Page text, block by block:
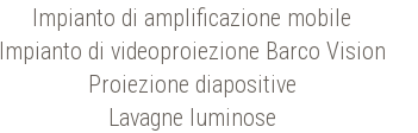
Impianto di amplificazione mobile
Impianto di videoproiezione Barco Vision
Proiezione diapositive
Lavagne luminose